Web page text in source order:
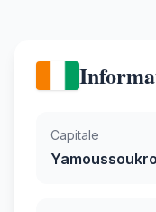
Capitale
Yamoussoukro